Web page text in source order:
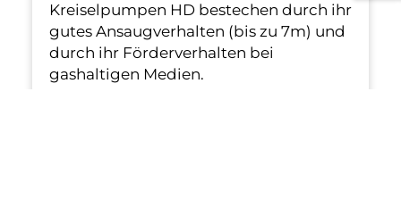
Kreiselpumpen HD bestechen durch ihr
gutes Ansaugverhalten (bis zu 7m) und
durch ihr Förderverhalten bei
gashaltigen Medien.